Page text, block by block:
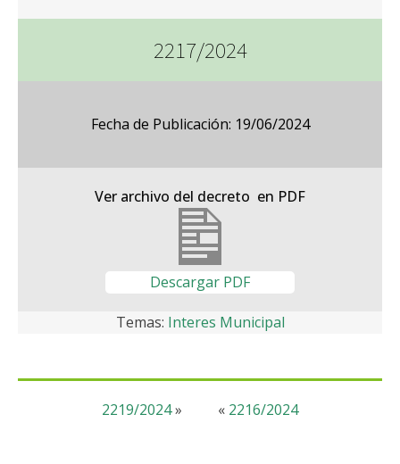
2217/2024
Fecha de Publicación: 19/06/2024
Ver archivo del decreto en PDF
Descargar PDF
Temas: Interes Municipal
« 2216/2024
2219/2024»